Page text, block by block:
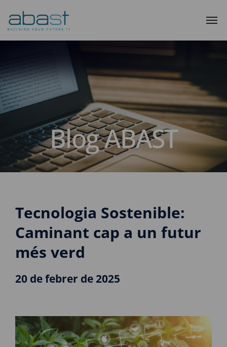
Blog ABAST
Tecnologia Sostenible:
Caminant cap a un futur
més verd
20 de febrer de 2025